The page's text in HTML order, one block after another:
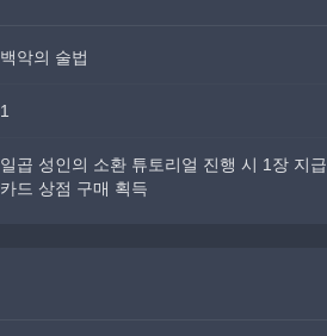
백악의 술법
1
일곱 성인의 소환 튜토리얼 진행 시 1장 지급
카드 상점 구매 획득